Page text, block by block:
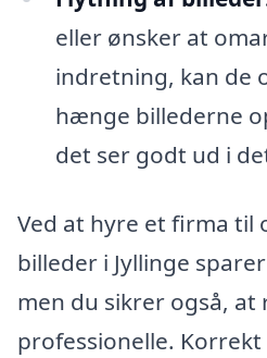
eller ønsker at
indretning, kan de
hænge billederne
det ser godt ud i
Ved at hyre et firma
billeder i Jyllinge
men du sikrer også,
professionelle.